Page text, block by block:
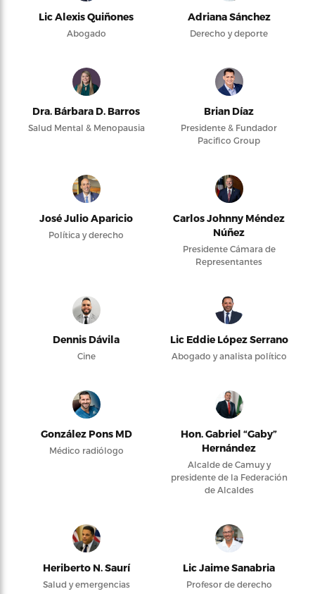
Lic Alexis Quiñones
Abogado
Adriana Sánchez
Derecho y deporte
Dra. Bárbara D. Barros
Salud Mental & Menopausia
Brian Díaz
Presidente & Fundador
Pacifico Group
José Julio Aparicio
Política y derecho
Carlos Johnny Méndez
Núñez
Presidente Cámara de
Representantes
Dennis Dávila
Cine
Lic Eddie López Serrano
Abogado y analista político
González Pons MD
Médico radiólogo
Hon. Gabriel “Gaby”
Hernández
Alcalde de Camuy y
presidente de la Federación
de Alcaldes
Heriberto N. Saurí
Salud y emergencias
Lic Jaime Sanabria
Profesor de derecho